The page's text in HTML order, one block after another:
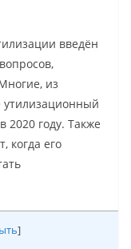
введён
из
утилизационный
2020 году. Также
когда его
]